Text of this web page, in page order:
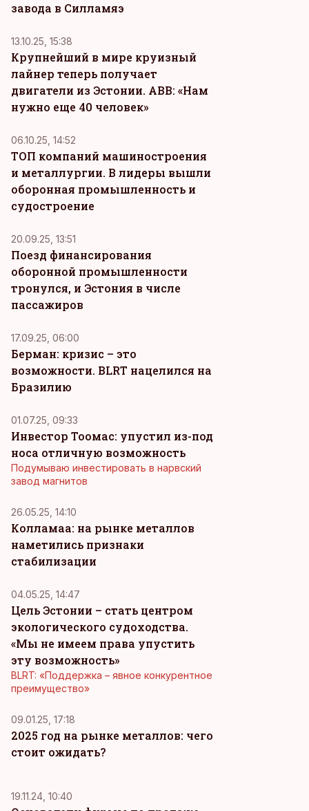
завода в Силламяэ
13.10.25, 15:38
Крупнейший в мире круизный
лайнер теперь получает
двигатели из Эстонии. ABB: «Нам
нужно еще 40 человек»
06.10.25, 14:52
ТОП компаний машиностроения
и металлургии. В лидеры вышли
оборонная промышленность и
судостроение
20.09.25, 13:51
Поезд финансирования
оборонной промышленности
тронулся, и Эстония в числе
пассажиров
17.09.25, 06:00
Берман: кризис – это
возможности. BLRT нацелился на
Бразилию
01.07.25, 09:33
Инвестор Тоомас: упустил из-под
носа отличную возможность
Подумываю инвестировать в нарвский
завод магнитов
26.05.25, 14:10
Колламаа: на рынке металлов
наметились признаки
стабилизации
04.05.25, 14:47
Цель Эстонии – стать центром
экологического судоходства.
«Мы не имеем права упустить
эту возможность»
BLRT: «Поддержка – явное конкурентное
преимущество»
09.01.25, 17:18
2025 год на рынке металлов: чего
стоит ожидать?
19.11.24, 10:40